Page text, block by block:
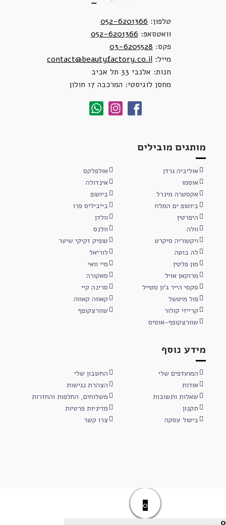
טלפון: 052-6201366
וואטסאפ: 052-6201366
פקס: 03-6205528
מייל: contact@beautyfactory.co.il
חנות: אלנבי 33 תל אביב
מחסן לוגיסטי: המרכבה 17 חולון
מותגים מובילים
אוליביה גרדן
אולפלקס
אוסמו
אינדולה
אקסטרה מינרל
ביוטופ
ביוטופ ים המלח
בייביליס פרו
היפרטין
וולדן
וולה
וולנס
ויקטוריה סיקרט
טופיק זקיקי שיער
לה בוטה
לוריאל
מון פלטין
מיי וואי
מרוקאן אויל
סאקורה
סקסי הייר ג'ון סטייל
סרינה קיי
פול מיטשל
קאווה קאווה
קרייזי קולור
שוורצקופף
שוורצקופף-אוסיס
מידע נוסף
המועדפים שלי
החשבון שלי
אודות
הצהרת נגישות
שאלות ותשובות
משלוחים, החלפות והחזרות
תקנון
מדיניות פרטיות
ביטול עסקה
צרו קשר
0
0